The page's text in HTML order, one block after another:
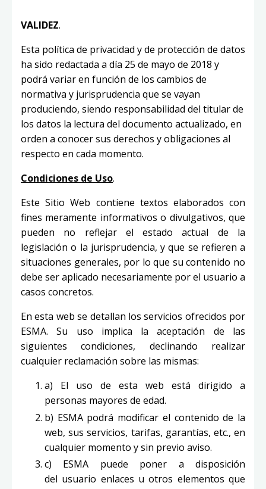
VALIDEZ.
Esta política de privacidad y de protección de datos
ha sido redactada a día 25 de mayo de 2018 y
podrá variar en función de los cambios de
normativa y jurisprudencia que se vayan
produciendo, siendo responsabilidad del titular de
los datos la lectura del documento actualizado, en
orden a conocer sus derechos y obligaciones al
respecto en cada momento.
Condiciones de Uso.
Este Sitio Web contiene textos elaborados con
fines meramente informativos o divulgativos, que
pueden no reflejar el estado actual de la
legislación o la jurisprudencia, y que se refieren a
situaciones generales, por lo que su contenido no
debe ser aplicado necesariamente por el usuario a
casos concretos.
En esta web se detallan los servicios ofrecidos por
ESMA. Su uso implica la aceptación de las
siguientes condiciones, declinando realizar
cualquier reclamación sobre las mismas:
a) El uso de esta web está dirigido a
personas mayores de edad.
b) ESMA podrá modificar el contenido de la
web, sus servicios, tarifas, garantías, etc., en
cualquier momento y sin previo aviso.
c) ESMA puede poner a disposición
del usuario enlaces u otros elementos que